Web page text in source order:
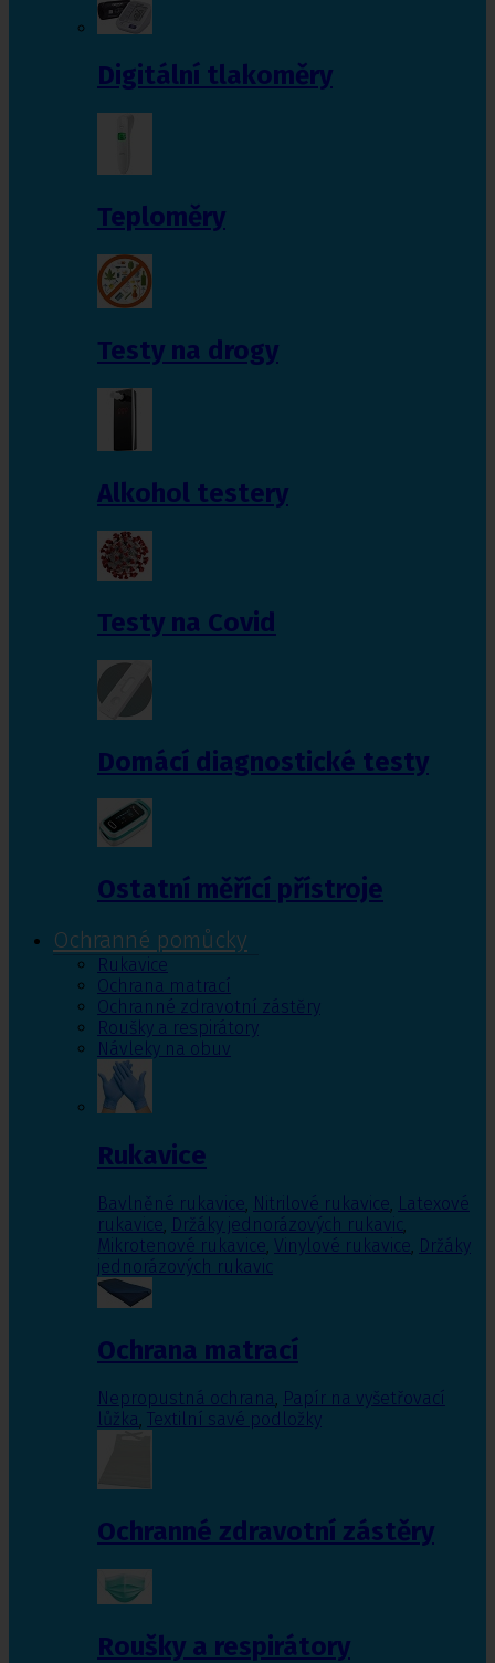
Digitální tlakoměry
Teploměry
Testy na drogy
Alkohol testery
Testy na Covid
Domácí diagnostické testy
Ostatní měřící přístroje
Ochranné pomůcky
Rukavice
Ochrana matrací
Ochranné zdravotní zástěry
Roušky a respirátory
Návleky na obuv
Rukavice
Bavlněné rukavice, Nitrilové rukavice, Latexové
rukavice, Držáky jednorázových rukavic,
Mikrotenové rukavice, Vinylové rukavice, Držáky
jednorázových rukavic
Ochrana matrací
Nepropustná ochrana, Papír na vyšetřovací
lůžka, Textilní savé podložky
Ochranné zdravotní zástěry
Roušky a respirátory